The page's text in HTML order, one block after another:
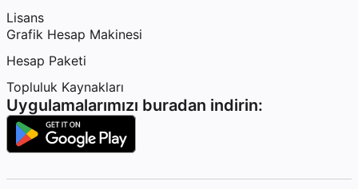
Lisans
Grafik Hesap Makinesi
Hesap Paketi
Topluluk Kaynakları
Uygulamalarımızı buradan indirin: